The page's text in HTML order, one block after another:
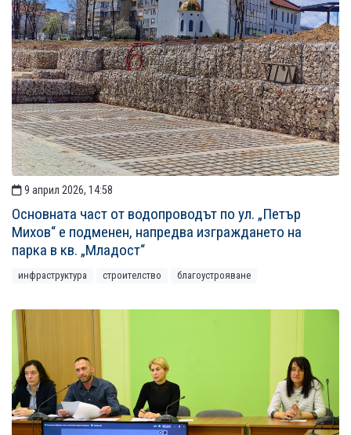
9 април 2026, 14:58
Основната част от водопроводът по ул. „Петър
Михов“ е подменен, напредва изграждането на
парка в кв. „Младост“
инфраструктура строителство благоустрояване